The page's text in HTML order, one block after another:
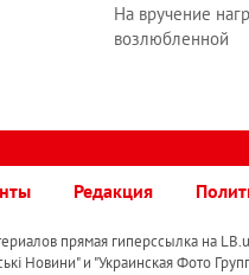
На вручение
возлюбленной
Редакция
прямая гиперссылка на
Новини" и "Украинская Фото